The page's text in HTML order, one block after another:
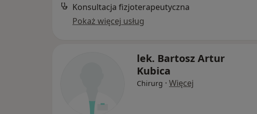
Konsultacja fizjoterapeutyczna
Pokaż więcej usług
lek. Bartosz Artur
Kubica
Chirurg · Więcej